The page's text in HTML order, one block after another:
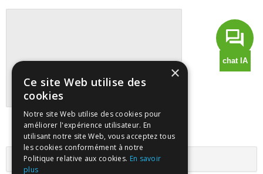
Suivre tous les marchés sur TradingView
×
Ce site Web utilise des
cookies
Notre site Web utilise des cookies pour
améliorer l'expérience utilisateur. En
utilisant notre site Web, vous acceptez tous
les cookies conformément à notre
Politique relative aux cookies. En savoir
plus